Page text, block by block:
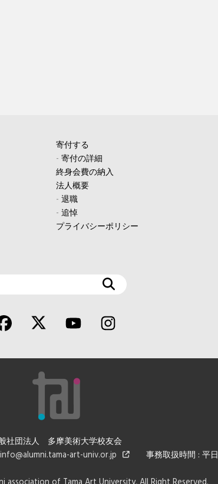
寄付する
- 寄付の詳細
終身会費の納入
法人概要
- 退職
- 追悼
プライバシーポリシー
社団法人 多摩美術大学校友会
info@alumni.tama-art-univ.or.jp 事務取扱時間 : 平日